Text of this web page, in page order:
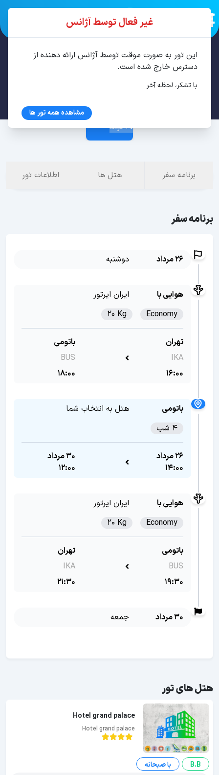
تور باتومی 4 شب مرداد
30 مرداد
برنامه سفر هتل ها اطلاعات تور
برنامه سفر
26 مرداد دوشنبه
هوایی با
ایران ایرتور
Economy
20 Kg
تهران
IKA
16:00
باتومی
BUS
18:00
باتومی
هتل به انتخاب شما
4 شب
26 مرداد
14:00
30 مرداد
12:00
هوایی با
ایران ایرتور
Economy
20 Kg
باتومی
BUS
19:30
تهران
IKA
21:30
30 مرداد جمعه
هتل های تور
Hotel grand palace
Hotel grand palace
B.B
با صبحانه
غیر فعال توسط آژانس
این تور به صورت موقت توسط آژانس ارائه دهنده از
دسترس خارج شده است.
با تشکر، لحظه آخر
مشاهده همه تور ها